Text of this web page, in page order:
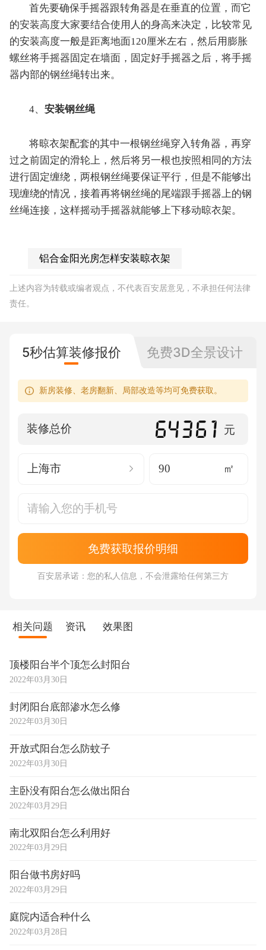
首先要确保手摇器跟转角器是在垂直的位置，而它
的安装高度大家要结合使用人的身高来决定，比较常见
的安装高度一般是距离地面120厘米左右，然后用膨胀
螺丝将手摇器固定在墙面，固定好手摇器之后，将手摇
器内部的钢丝绳转出来。
4、安装钢丝绳
将晾衣架配套的其中一根钢丝绳穿入转角器，再穿
过之前固定的滑轮上，然后将另一根也按照相同的方法
进行固定缠绕，两根钢丝绳要保证平行，但是不能够出
现缠绕的情况，接着再将钢丝绳的尾端跟手摇器上的钢
丝绳连接，这样摇动手摇器就能够上下移动晾衣架。
铝合金阳光房怎样安装晾衣架
上述内容为转载或编者观点，不代表百安居意见，不承担任何法律
责任。
5秒估算装修报价 免费3D全景设计
新房装修、老房翻新、局部改造等均可免费获取。
装修总价 元
上海市 ㎡
免费获取报价明细
百安居承诺：您的私人信息，不会泄露给任何第三方
相关问题 资讯 效果图
顶楼阳台半个顶怎么封阳台
2022年03月30日
封闭阳台底部渗水怎么修
2022年03月30日
开放式阳台怎么防蚊子
2022年03月30日
主卧没有阳台怎么做出阳台
2022年03月29日
南北双阳台怎么利用好
2022年03月29日
阳台做书房好吗
2022年03月29日
庭院内适合种什么
2022年03月28日